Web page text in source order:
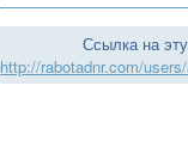
Ссылка на
http://rabotadnr.com/